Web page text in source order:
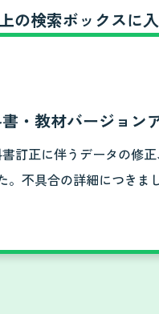
の検索ボックスに入
ージ内のアイコン
・教材バージョン
訂正に伴うデータの修
。不具合の詳細につきま